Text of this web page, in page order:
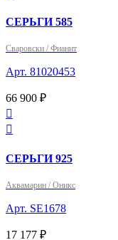
СЕРЬГИ 585
Сваровски / Фианит
Арт. 81020453
66 900 ₽


СЕРЬГИ 925
Аквамарин / Оникс
Арт. SE1678
17 177 ₽